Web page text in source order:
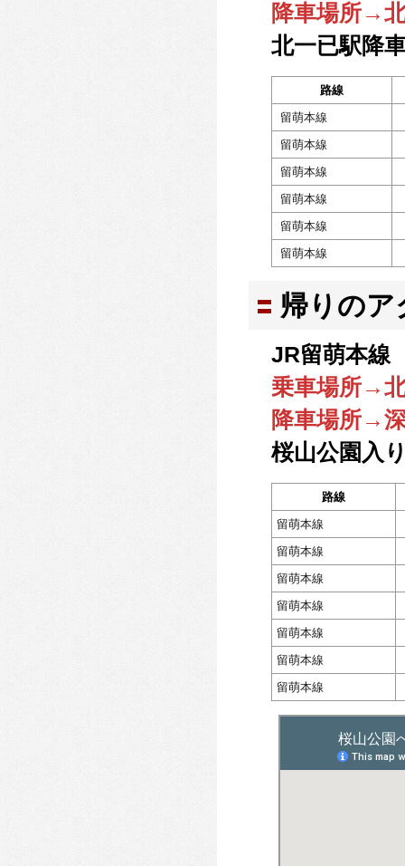
降車場所→
北一已駅降
路線
留萌本線
留萌本線
留萌本線
留萌本線
留萌本線
留萌本線
帰りのア
JR留萌本
乗車場所→
降車場所→
桜山公園入
路線
留萌本線
留萌本線
留萌本線
留萌本線
留萌本線
留萌本線
留萌本線